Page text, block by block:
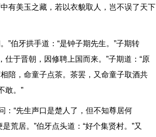
有美玉之藏，若以衣貌取人，岂不误了天下
”伯牙拱手道：“是钟子期先生。”子期转
仕于晋朝，因修聘上国而来。”子期道：“原
陪，命童子点茶。茶罢，又命童子取酒共
敢。”
：“先生声口是楚人了，但不知尊居何
荒居。”伯牙点头道：“好个集贤村。”又